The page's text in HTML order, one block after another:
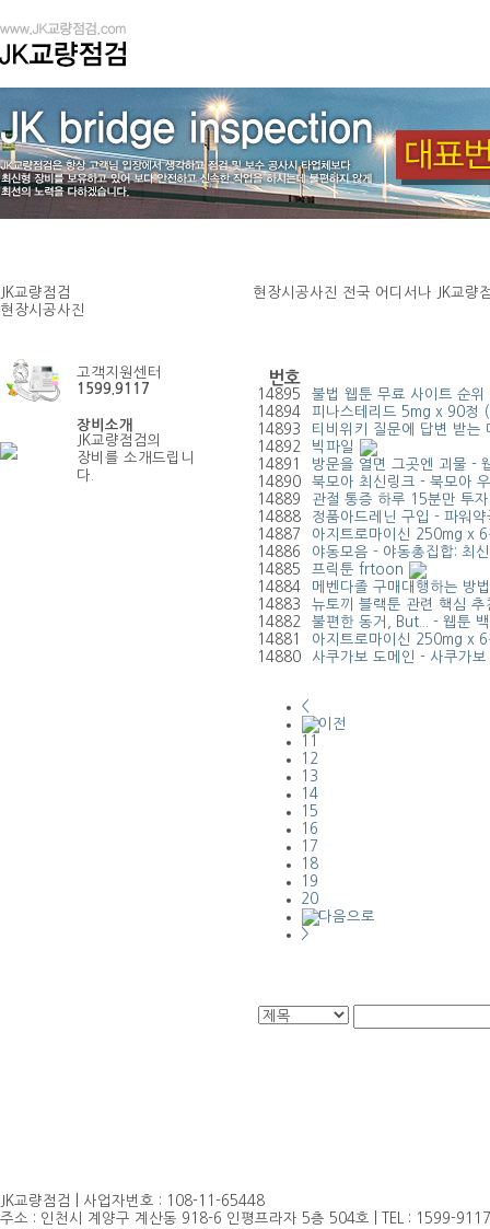
JK교량점검
현장시공사진
고객지원센터
1599.9117
장비소개
JK교량점검의
장비를 소개드립니
다.
현장시공사진 전국 어디서나 JK교량
번호
14895
불법 웹툰 무료 사이트 순위
14894
피나스테리드 5mg x 90정
14893
티비위키 질문에 답변 받는
14892
빅파일
14891
방문을 열면 그곳엔 괴물 -
14890
북모아 최신링크 - 북모아
14889
관절 통증 하루 15분만 투
14888
정품아드레닌 구입 - 파워약
14887
아지트로마이신 250mg x
14886
야동모음 - 야동총집합: 최
14885
프릭툰 frtoon
14884
메벤다졸 구매대행하는 방
14883
뉴토끼 블랙툰 관련 핵심
14882
불편한 동거, But... - 웹툰
14881
아지트로마이신 250mg x
14880
사쿠가보 도메인 - 사쿠가
<
11
12
13
14
15
16
17
18
19
20
>
JK교량점검 | 사업자번호 : 108-11-65448
주소 : 인천시 계양구 계산동 918-6 인평프라자 5층 504호 | TEL : 1599-